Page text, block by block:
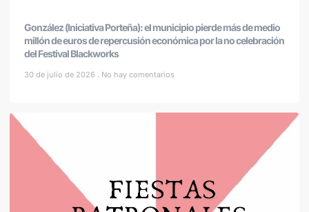
González (Iniciativa Porteña): el municipio pierde más de medio
millón de euros de repercusión económica por la no celebración
del Festival Blackworks
30 de julio de 2026 No hay comentarios